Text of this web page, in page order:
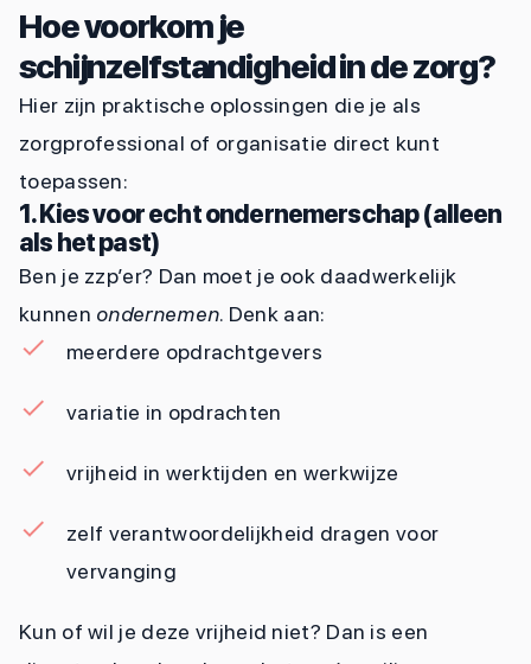
Hoe voorkom je
schijnzelfstandigheid in de zorg?
Hier zijn praktische oplossingen die je als
zorgprofessional of organisatie direct kunt
toepassen:
1. Kies voor echt ondernemerschap (alleen
als het past)
Ben je zzp’er? Dan moet je ook daadwerkelijk
kunnen ondernemen. Denk aan:
meerdere opdrachtgevers
variatie in opdrachten
vrijheid in werktijden en werkwijze
zelf verantwoordelijkheid dragen voor
vervanging
Kun of wil je deze vrijheid niet? Dan is een